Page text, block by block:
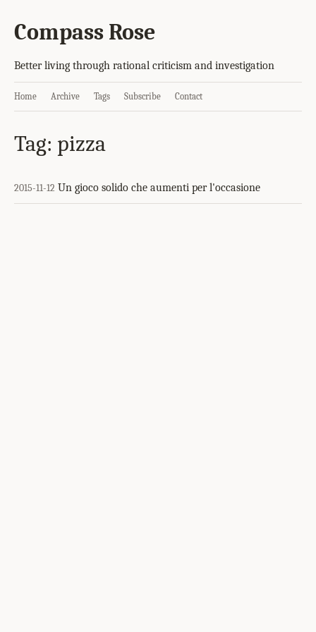
Compass Rose
Better living through rational criticism and investigation
Home Archive Tags Subscribe Contact
Tag: pizza
2015-11-12 Un gioco solido che aumenti per l'occasione